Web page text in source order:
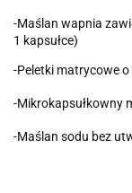
-Maślan wapnia
1 kapsułce)
-Peletki matrycowe
-Mikrokapsułkowny
-Maślan sodu bez